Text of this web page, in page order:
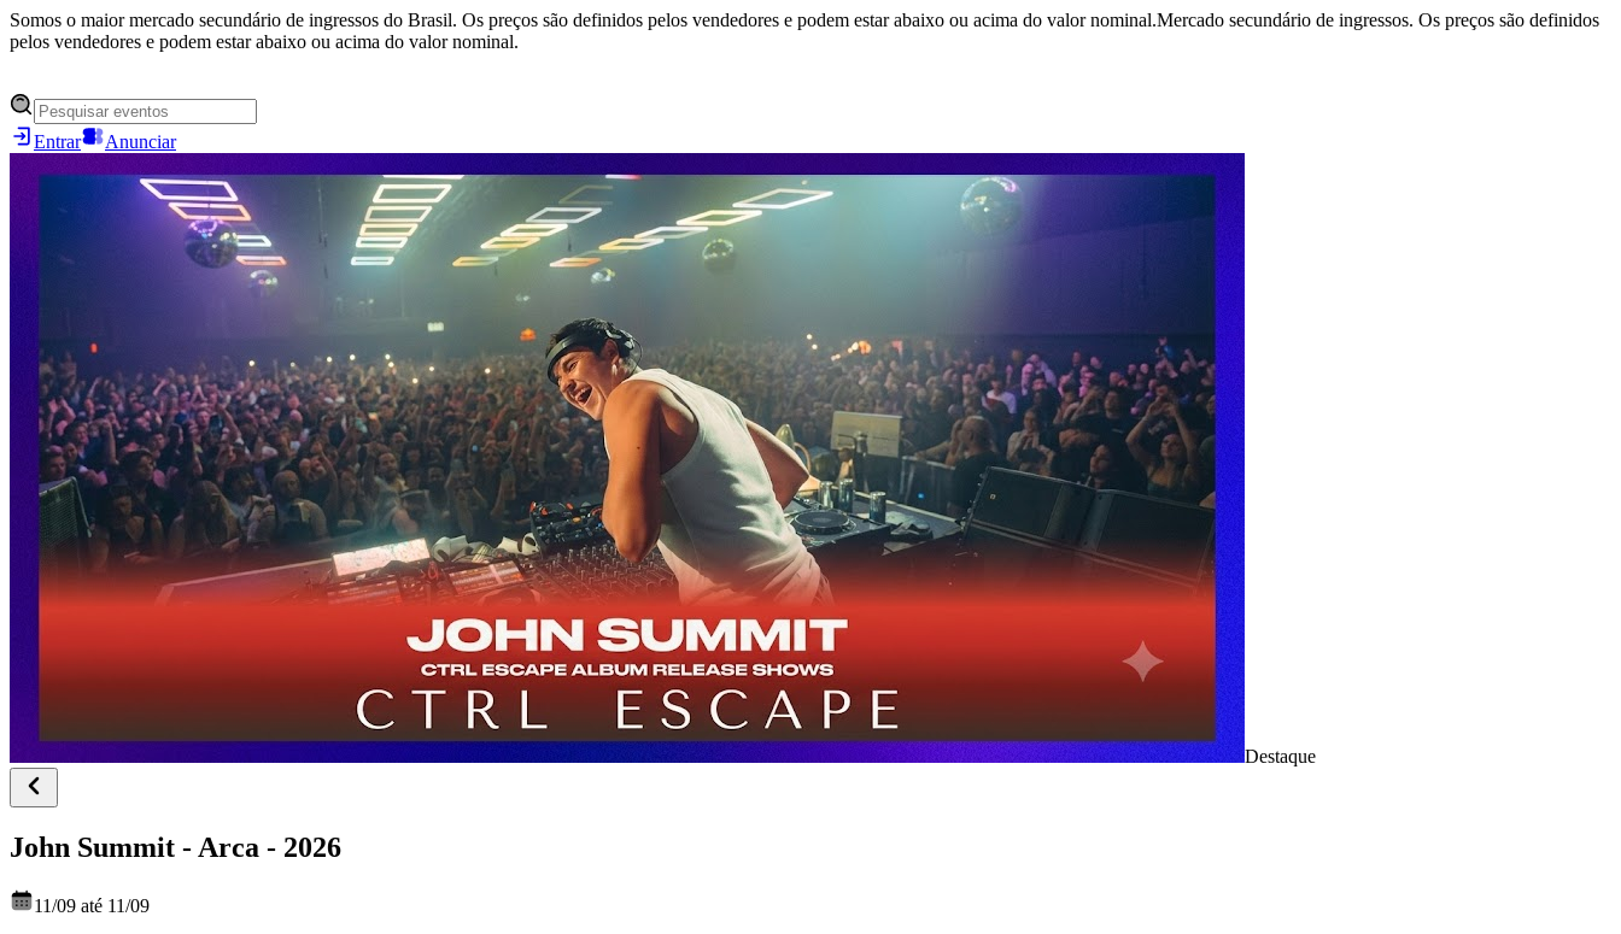
Somos o maior mercado secundário de ingressos do Brasil. Os preços são definidos pelos vendedores e podem estar abaixo ou acima do valor nominal.Mercado secundário de ingressos. Os preços são definidos
pelos vendedores e podem estar abaixo ou acima do valor nominal.
Entrar Anunciar
Destaque
John Summit - Arca - 2026
11/09 até 11/09